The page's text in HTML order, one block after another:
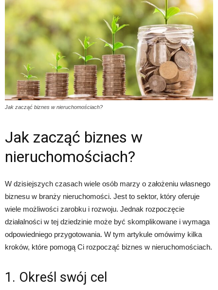
Jak zacząć biznes w nieruchomościach?
Jak zacząć biznes w
nieruchomościach?
W dzisiejszych czasach wiele osób marzy o założeniu własnego
biznesu w branży nieruchomości. Jest to sektor, który oferuje
wiele możliwości zarobku i rozwoju. Jednak rozpoczęcie
działalności w tej dziedzinie może być skomplikowane i wymaga
odpowiedniego przygotowania. W tym artykule omówimy kilka
kroków, które pomogą Ci rozpocząć biznes w nieruchomościach.
1. Określ swój cel